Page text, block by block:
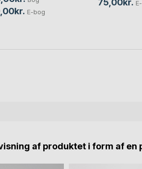
E-bog
75,00kr.
af produktet i form af